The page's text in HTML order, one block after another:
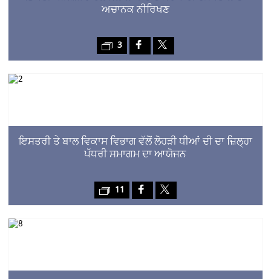
ਅਚਾਨਕ ਨੀਰਿਖਣ
3
ਇਸਤਰੀ ਤੇ ਬਾਲ ਵਿਕਾਸ ਵਿਭਾਗ ਵੱਲੋਂ ਲੋਹੜੀ ਧੀਆਂ ਦੀ ਦਾ ਜ਼ਿਲ੍ਹਾ
ਪੱਧਰੀ ਸਮਾਗਮ ਦਾ ਆਯੋਜਨ
11